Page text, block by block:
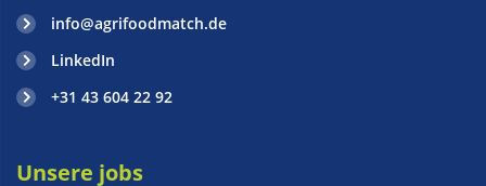
info@agrifoodmatch.de
LinkedIn
+31 43 604 22 92
Unsere jobs